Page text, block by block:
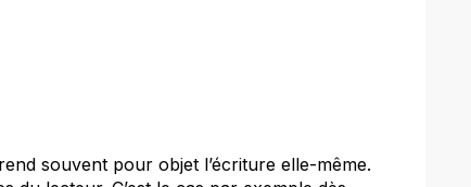
souvent pour objet l’écriture elle-même.